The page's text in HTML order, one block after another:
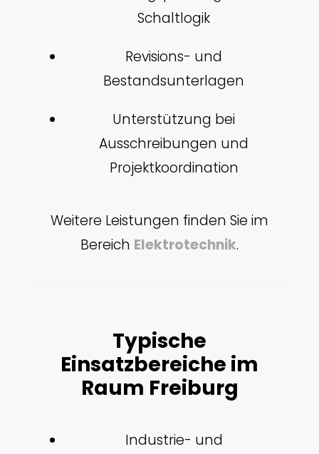
Schaltlogik
Revisions- und
Bestandsunterlagen
Unterstützung bei
Ausschreibungen und
Projektkoordination
Weitere Leistungen finden Sie im
Bereich Elektrotechnik.
Typische
Einsatzbereiche im
Raum Freiburg
Industrie- und